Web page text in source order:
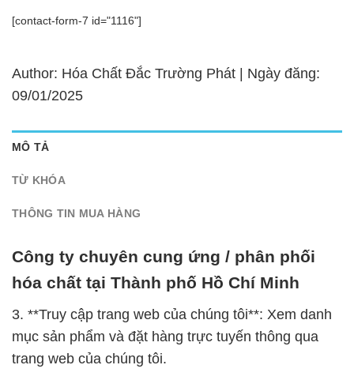
[contact-form-7 id="1116"]
Author: Hóa Chất Đắc Trường Phát | Ngày đăng:
09/01/2025
MÔ TẢ
TỪ KHÓA
THÔNG TIN MUA HÀNG
Công ty chuyên cung ứng / phân phối
hóa chất tại Thành phố Hồ Chí Minh
3. **Truy cập trang web của chúng tôi**: Xem danh
mục sản phẩm và đặt hàng trực tuyến thông qua
trang web của chúng tôi.